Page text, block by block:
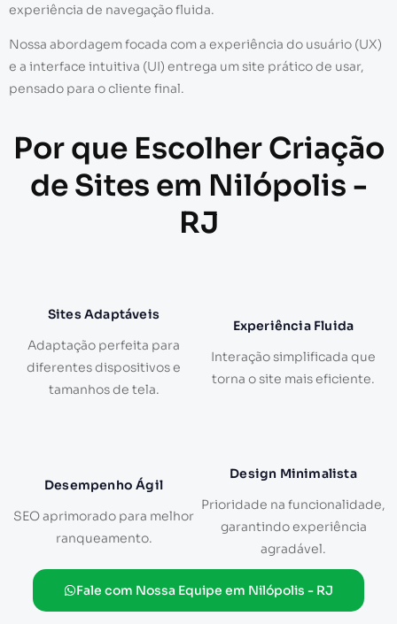
experiência de navegação fluida.
Nossa abordagem focada com a experiência do usuário (UX)
e a interface intuitiva (UI) entrega um site prático de usar,
pensado para o cliente final.
Por que Escolher Criação
de Sites em Nilópolis -
RJ
Sites Adaptáveis
Adaptação perfeita para
diferentes dispositivos e
tamanhos de tela.
Experiência Fluida
Interação simplificada que
torna o site mais eficiente.
Desempenho Ágil
SEO aprimorado para melhor
ranqueamento.
Design Minimalista
Prioridade na funcionalidade,
garantindo experiência
agradável.
Fale com Nossa Equipe em Nilópolis - RJ